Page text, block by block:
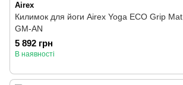
Airex
Килимок для йоги Airex Yoga ECO Grip
GM-AN
5 892 грн
В наявності